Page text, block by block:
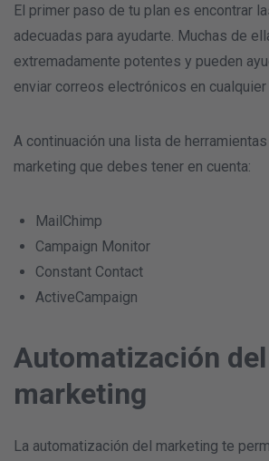
El primer paso de tu plan es encontrar
adecuadas para ayudarte. Muchas de
extremadamente potentes y pueden
enviar correos electrónicos en cualquier
A continuación una lista de
marketing que debes tener en cuenta:
MailChimp
Campaign Monitor
Constant Contact
ActiveCampaign
Automatización del
marketing
La automatización del marketing te